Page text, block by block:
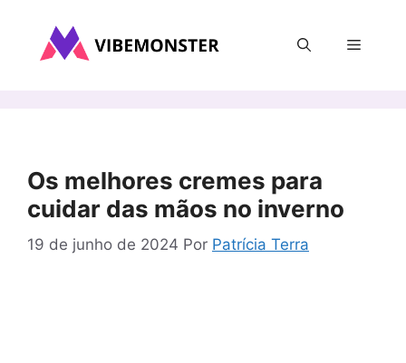
Menu
Os melhores cremes para
cuidar das mãos no inverno
19 de junho de 2024 Por Patrícia Terra